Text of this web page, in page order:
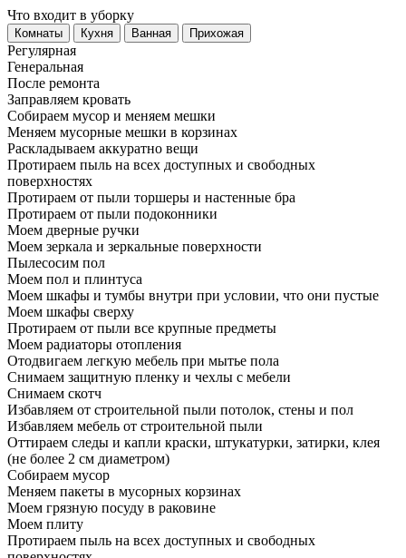
Что входит в уборку
Регу­лярная
Гене­ральная
После ремонта
Заправляем кровать
Собираем мусор и меняем мешки
Меняем мусорные мешки в корзинах
Раскладываем аккуратно вещи
Протираем пыль на всех доступных и свободных
поверхностях
Протираем от пыли торшеры и настенные бра
Протираем от пыли подоконники
Моем дверные ручки
Моем зеркала и зеркальные поверхности
Пылесосим пол
Моем пол и плинтуса
Моем шкафы и тумбы внутри при условии, что они пустые
Моем шкафы сверху
Протираем от пыли все крупные предметы
Моем радиаторы отопления
Отодвигаем легкую мебель при мытье пола
Снимаем защитную пленку и чехлы с мебели
Снимаем скотч
Избавляем от строительной пыли потолок, стены и пол
Избавляем мебель от строительной пыли
Оттираем следы и капли краски, штукатурки, затирки, клея
(не более 2 см диаметром)
Собираем мусор
Меняем пакеты в мусорных корзинах
Моем грязную посуду в раковине
Моем плиту
Протираем пыль на всех доступных и свободных